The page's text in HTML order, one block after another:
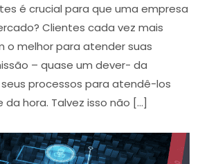
é crucial para que uma empresa
Clientes cada vez mais
o melhor para atender suas
– quase um dever- da
processos para atendê-los
hora. Talvez isso não […]